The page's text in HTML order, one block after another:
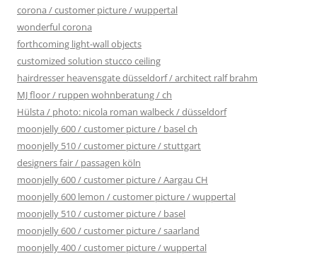
corona / customer picture / wuppertal
wonderful corona
forthcoming light-wall objects
customized solution stucco ceiling
hairdresser heavensgate düsseldorf / architect ralf brahm
MJ floor / ruppen wohnberatung / ch
Hülsta / photo: nicola roman walbeck / düsseldorf
moonjelly 600 / customer picture / basel ch
moonjelly 510 / customer picture / stuttgart
designers fair / passagen köln
moonjelly 600 / customer picture / Aargau CH
moonjelly 600 lemon / customer picture / wuppertal
moonjelly 510 / customer picture / basel
moonjelly 600 / customer picture / saarland
moonjelly 400 / customer picture / wuppertal